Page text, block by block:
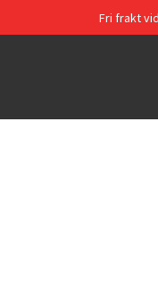
Fri frakt